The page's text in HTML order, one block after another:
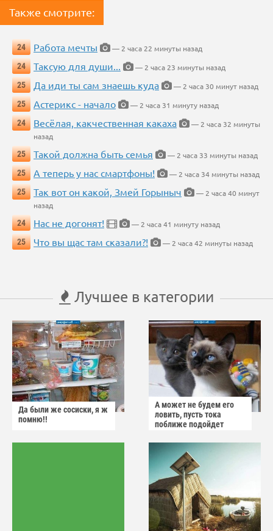
Также смотрите:
24 Работа мечты
— 2 часа 22 минуты назад
24
Таксую для души...
— 2 часа 23 минуты назад
25
Да иди ты сам знаешь куда
— 2 часа 30 минут назад
25
Астерикс - начало
— 2 часа 31 минуту назад
24
Весёлая, какчественная какаха
— 2 часа 32 минуты
назад
25
Такой должна быть семья
— 2 часа 33 минуты назад
25
А теперь у нас смартфоны!
— 2 часа 34 минуты назад
25
Так вот он какой, Змей Горыныч
— 2 часа 40 минут
назад
24
Нас не догонят!
— 2 часа 41 минуту назад
25
Что вы щас там сказали?! — 2 часа 42 минуты назад
Лучшее в категории
Да были же сосиски, я ж
помню!!
А может не будем его
ловить, пусть тока
поближе подойдет